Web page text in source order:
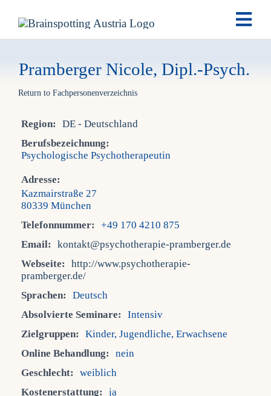
Pramberger Nicole, Dipl.-Psych.
Return to Fachpersonenverzeichnis
Region:
DE - Deutschland
Berufsbezeichnung:
Psychologische Psychotherapeutin
Adresse:
Kazmairstraße 27
80339 München
Telefonnummer:
+49 170 4210 875
Email:
kontakt@psychotherapie-pramberger.de
Webseite:
http://www.psychotherapie-
pramberger.de/
Sprachen:
Deutsch
Absolvierte Seminare:
Intensiv
Zielgruppen:
Kinder, Jugendliche, Erwachsene
Online Behandlung:
nein
Geschlecht:
weiblich
Kostenerstattung:
ja